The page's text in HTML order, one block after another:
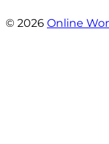
© 2026 Online